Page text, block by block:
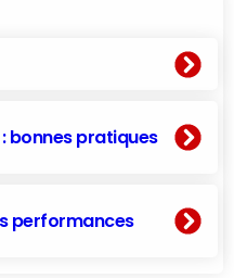
bonnes pratiques
performances